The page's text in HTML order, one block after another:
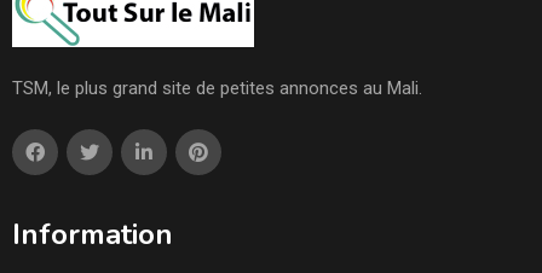
TSM, le plus grand site de petites annonces au Mali.
Information